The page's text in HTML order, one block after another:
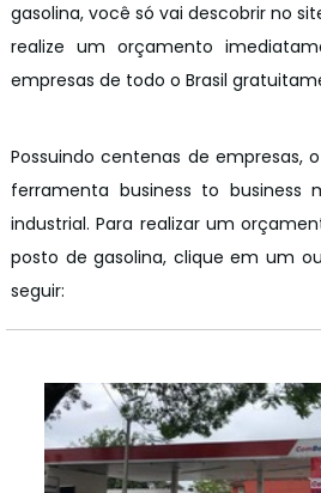
gasolina, você só vai descobrir no
realize um orçamento
empresas de todo o Brasil
Possuindo centenas de empresas,
ferramenta business to business
industrial. Para realizar um
posto de gasolina, clique em um
seguir: